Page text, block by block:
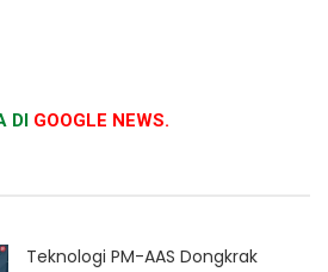
DI GOOGLE NEWS.
Teknologi PM-AAS Dongkrak